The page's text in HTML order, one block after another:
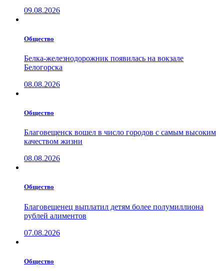
09.08.2026
Общество
Белка-железнодорожник появилась на вокзале
Белогорска
08.08.2026
Общество
Благовещенск вошел в число городов с самым высоким
качеством жизни
08.08.2026
Общество
Благовещенец выплатил детям более полумиллиона
рублей алиментов
07.08.2026
Общество